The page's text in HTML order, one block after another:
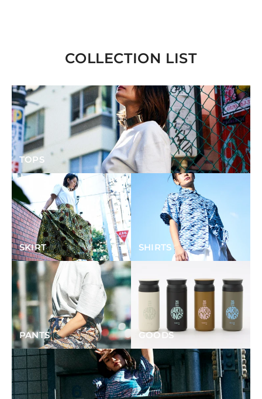
COLLECTION LIST
TOPS
SKIRT SHIRTS
PANTS GOODS